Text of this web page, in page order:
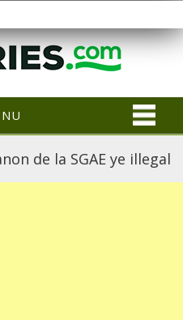
de la SGAE ye illegal